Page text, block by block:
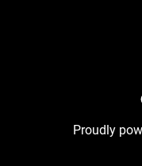
Proudly